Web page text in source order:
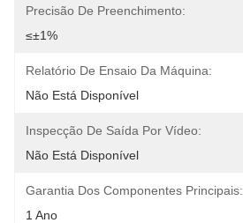
Precisão De Preenchimento:
≤±1%
Relatório De Ensaio Da Máquina:
Não Está Disponível
Inspecção De Saída Por Vídeo:
Não Está Disponível
Garantia Dos Componentes Principais:
1 Ano